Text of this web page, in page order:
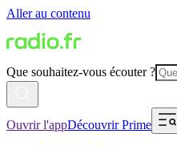
Aller au contenu
Que souhaitez-vous écouter ?
Ouvrir l'appDécouvrir Prime